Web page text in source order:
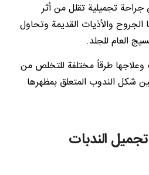
تجميلية تقلل من أثر
الجروح والأذيات القديمة وتحاول
العام للجلد.
وعلاجها طرقاً مختلفة للتخلص من
شكل الندوب المتعلق بمظهرها
الندبات